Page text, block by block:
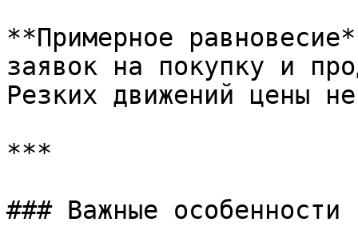
**Примерное
заявок на покупку и
Резких движений цены
***
### Важные особенности